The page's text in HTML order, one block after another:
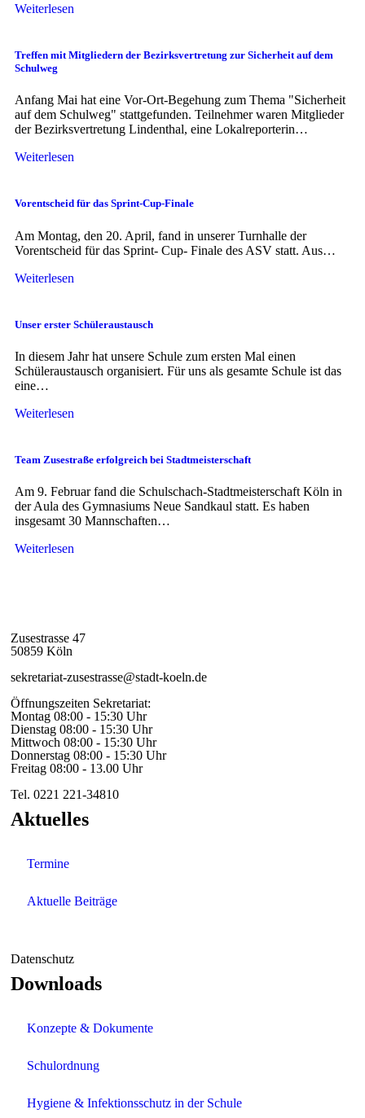
Weiterlesen
Treffen mit Mitgliedern der Bezirksvertretung zur Sicherheit auf dem
Schulweg
Anfang Mai hat eine Vor-Ort-Begehung zum Thema "Sicherheit
auf dem Schulweg" stattgefunden. Teilnehmer waren Mitglieder
der Bezirksvertretung Lindenthal, eine Lokalreporterin…
Weiterlesen
Vorentscheid für das Sprint-Cup-Finale
Am Montag, den 20. April, fand in unserer Turnhalle der
Vorentscheid für das Sprint- Cup- Finale des ASV statt. Aus…
Weiterlesen
Unser erster Schüleraustausch
In diesem Jahr hat unsere Schule zum ersten Mal einen
Schüleraustausch organisiert. Für uns als gesamte Schule ist das
eine…
Weiterlesen
Team Zusestraße erfolgreich bei Stadtmeisterschaft
Am 9. Februar fand die Schulschach-Stadtmeisterschaft Köln in
der Aula des Gymnasiums Neue Sandkaul statt. Es haben
insgesamt 30 Mannschaften…
Weiterlesen
Zusestrasse 47
50859 Köln
sekretariat-zusestrasse@stadt-koeln.de
Öffnungszeiten Sekretariat:
Montag 08:00 - 15:30 Uhr
Dienstag 08:00 - 15:30 Uhr
Mittwoch 08:00 - 15:30 Uhr
Donnerstag 08:00 - 15:30 Uhr
Freitag 08:00 - 13.00 Uhr
Tel. 0221 221-34810
Aktuelles
Termine
Aktuelle Beiträge
Datenschutz
Downloads
Konzepte & Dokumente
Schulordnung
Hygiene & Infektionsschutz in der Schule